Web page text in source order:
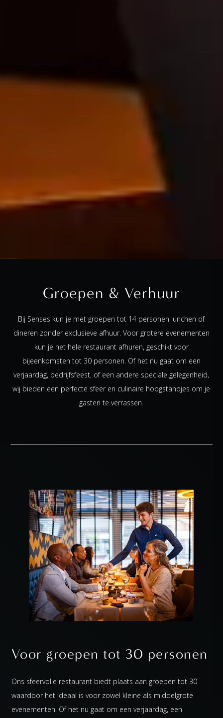
Groepen & Verhuur
Bij Senses kun je met groepen tot 14 personen lunchen of
dineren zonder exclusieve afhuur. Voor grotere evenementen
kun je het hele restaurant afhuren, geschikt voor
bijeenkomsten tot 30 personen. Of het nu gaat om een
verjaardag, bedrijfsfeest, of een andere speciale gelegenheid,
wij bieden een perfecte sfeer en culinaire hoogstandjes om je
gasten te verrassen.
Voor groepen tot 30 personen
Ons sfeervolle restaurant biedt plaats aan groepen tot 30
waardoor het ideaal is voor zowel kleine als middelgrote
evenementen. Of het nu gaat om een verjaardag, een